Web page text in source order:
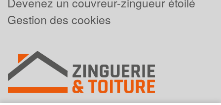
Gestion des cookies